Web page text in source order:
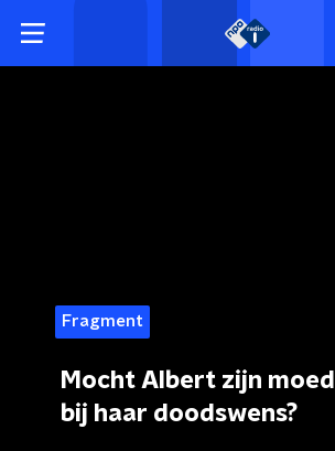
Fragment
Mocht Albert zijn
bij haar doodswens?